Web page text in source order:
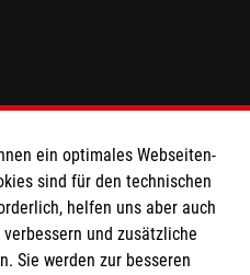
ein optimales Webseiten-
sind für den technischen
helfen uns aber auch
und zusätzliche
Sie werden zur besseren